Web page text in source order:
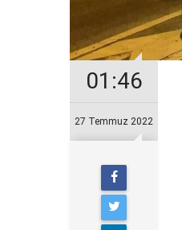
01:46
27 Temmuz 2022